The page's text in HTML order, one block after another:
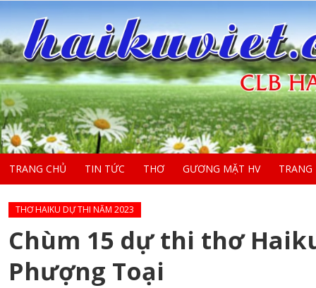
TRANG CHỦ TIN TỨC THƠ GƯƠNG MẶT HV
THƠ HAIKU DỰ THI NĂM 2023
Chùm 15 dự thi thơ
Phượng Toại